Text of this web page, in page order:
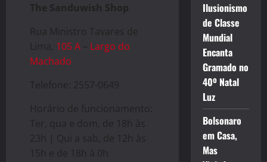
The Sanduwish Shop
Rua Ministro Tavares de
Lima, 105 A – Largo do
Machado
Telefone: 2557-0649
Horário de funcionamento:
Ter, qua e dom, de 18h às
23h | Qui a sab, de 12h às
15h e de 18h à 0h
Ilusionismo
de Classe
Mundial
Encanta
Gramado no
40º Natal
Luz
Bolsonaro
em Casa,
Mas